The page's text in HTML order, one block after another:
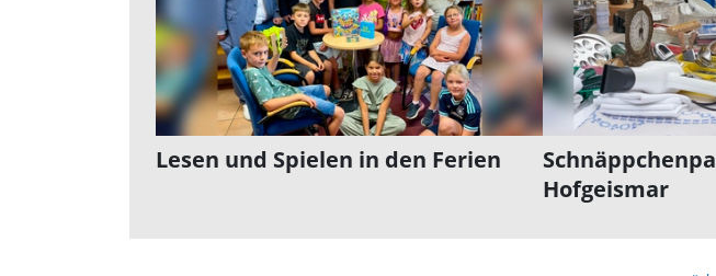
Lesen und Spielen in den Ferien
Hofgeismar